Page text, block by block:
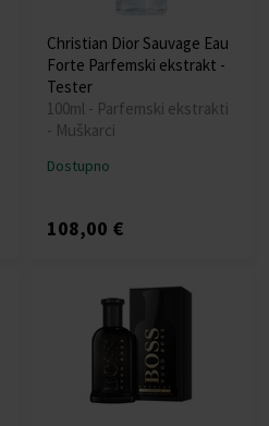
Christian Dior Sauvage Eau
Forte Parfemski ekstrakt -
Tester
100ml - Parfemski ekstrakti
- Muškarci
Dostupno
108,00 €